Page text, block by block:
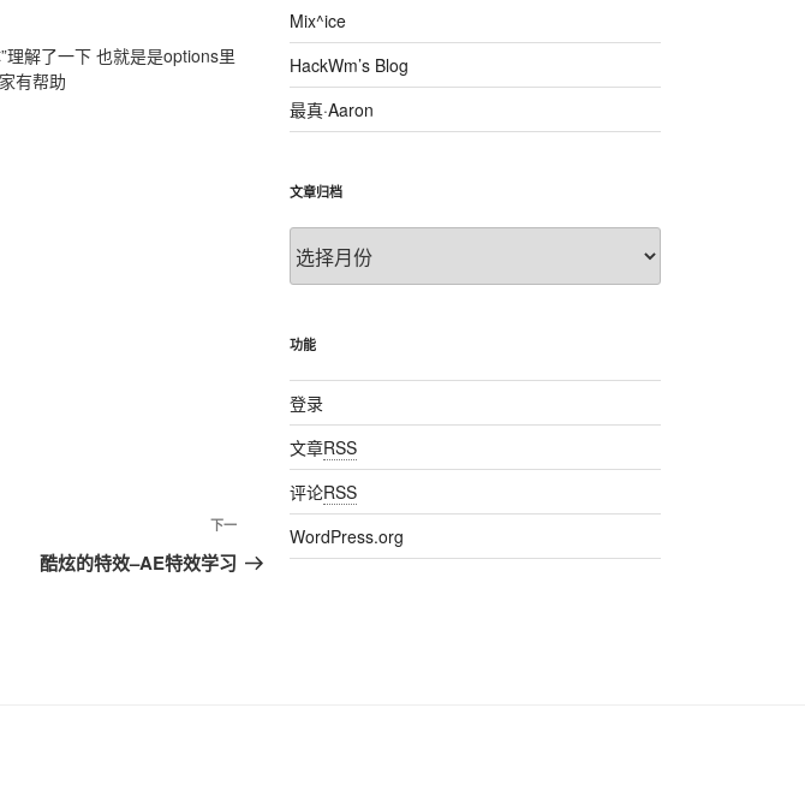
解了一下 也就是是options里
有帮助
下
一
下一
酷炫的特效–AE特效学习
Mix^ice
HackWm’s Blog
最真·Aaron
文章归档
章
功能
登录
文章RSS
评论RSS
WordPress.org